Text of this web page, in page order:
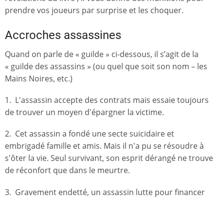
prendre vos joueurs par surprise et les choquer.
Accroches assassines
Quand on parle de « guilde » ci-dessous, il s’agit de la
« guilde des assassins » (ou quel que soit son nom – les
Mains Noires, etc.)
1. L'assassin accepte des contrats mais essaie toujours
de trouver un moyen d'épargner la victime.
2. Cet assassin a fondé une secte suicidaire et
embrigadé famille et amis. Mais il n'a pu se résoudre à
s'ôter la vie. Seul survivant, son esprit dérangé ne trouve
de réconfort que dans le meurtre.
3. Gravement endetté, un assassin lutte pour financer